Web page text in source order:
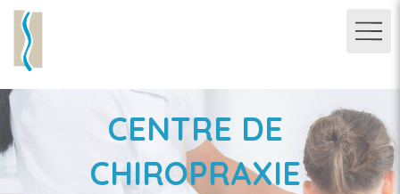
CENTRE DE
CHIROPRAXIE